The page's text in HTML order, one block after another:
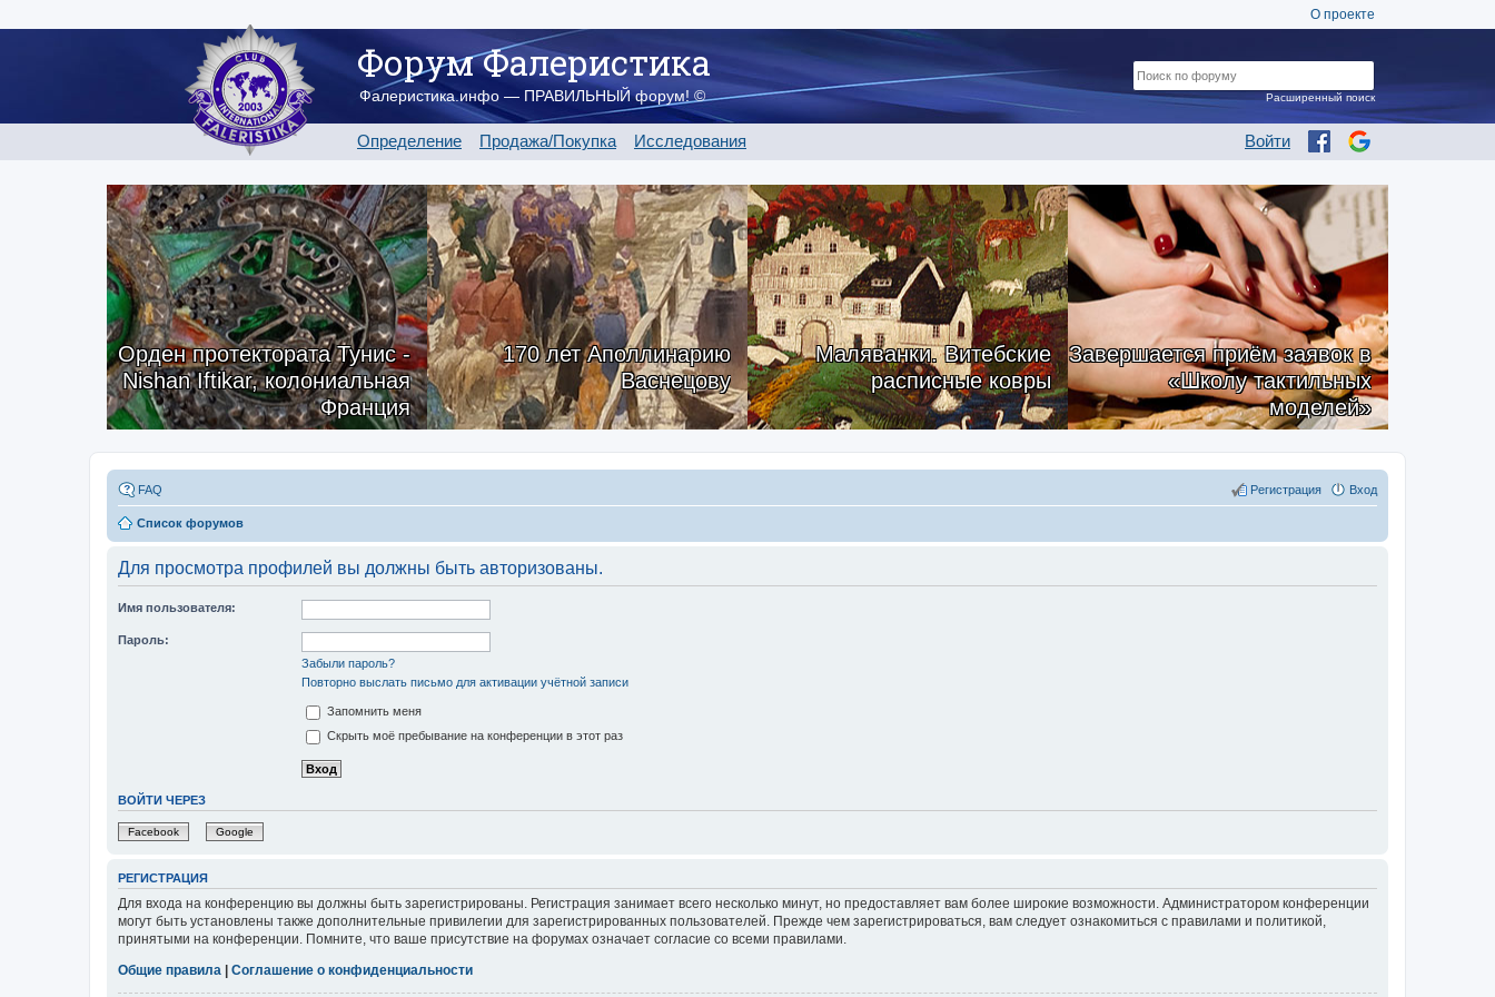
О проекте
Форум Фалеристика
Фалеристика.инфо — ПРАВИЛЬНЫЙ форум! ©
Определение Продажа/Покупка Исследования Войти
Расширенный поиск
Орден протектората Тунис -
Nishan Iftikar, колониальная
Франция
170 лет Аполлинарию
Васнецову
Маляванки. Витебские
расписные ковры
Завершается приём заявок в
«Школу тактильных
моделей»
FAQ Вход
Регистрация
Список форумов
Для просмотра профилей вы должны быть авторизованы.
Имя пользователя:
Пароль:
Забыли пароль?
Повторно выслать письмо для активации учётной записи
Запомнить меня
Скрыть моё пребывание на конференции в этот раз
ВОЙТИ ЧЕРЕЗ
Facebook Google
РЕГИСТРАЦИЯ
Для входа на конференцию вы должны быть зарегистрированы. Регистрация занимает всего несколько минут, но предоставляет вам более широкие возможности. Администратором конференции
могут быть установлены также дополнительные привилегии для зарегистрированных пользователей. Прежде чем зарегистрироваться, вам следует ознакомиться с правилами и политикой,
принятыми на конференции. Помните, что ваше присутствие на форумах означает согласие со всеми правилами.
Общие правила
Соглашение о конфиденциальности